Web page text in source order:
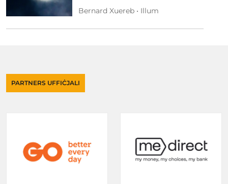
Bernard Xuereb • Illum
PARTNERS UFFIĊJALI